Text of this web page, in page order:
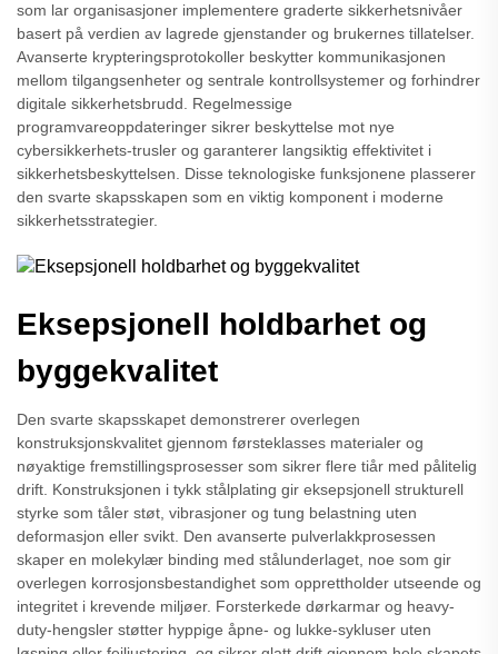
som lar organisasjoner implementere graderte sikkerhetsnivåer
basert på verdien av lagrede gjenstander og brukernes tillatelser.
Avanserte krypteringsprotokoller beskytter kommunikasjonen
mellom tilgangsenheter og sentrale kontrollsystemer og forhindrer
digitale sikkerhetsbrudd. Regelmessige
programvareoppdateringer sikrer beskyttelse mot nye
cybersikkerhets-trusler og garanterer langsiktig effektivitet i
sikkerhetsbeskyttelsen. Disse teknologiske funksjonene plasserer
den svarte skapsskapen som en viktig komponent i moderne
sikkerhetsstrategier.
Eksepsjonell holdbarhet og
byggekvalitet
Den svarte skapsskapet demonstrerer overlegen
konstruksjonskvalitet gjennom førsteklasses materialer og
nøyaktige fremstillingsprosesser som sikrer flere tiår med pålitelig
drift. Konstruksjonen i tykk stålplating gir eksepsjonell strukturell
styrke som tåler støt, vibrasjoner og tung belastning uten
deformasjon eller svikt. Den avanserte pulverlakkprosessen
skaper en molekylær binding med stålunderlaget, noe som gir
overlegen korrosjonsbestandighet som opprettholder utseende og
integritet i krevende miljøer. Forsterkede dørkarmar og heavy-
duty-hengsler støtter hyppige åpne- og lukke-sykluser uten